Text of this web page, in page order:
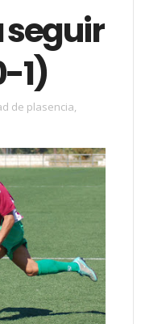
1)
de plasencia,